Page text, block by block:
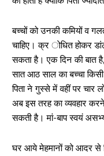
बच्चों को उनकी कमियों व
चाहिए। क्र ोधित होकर
सकता है। एक दिन की बात
सात आठ साल का बच्चा
पिता ने गुस्से में वहीं पर चार
अब इस तरह का व्यवहार
सकती है। मां-बाप स्वयं
घर आये मेहमानों को आदर से